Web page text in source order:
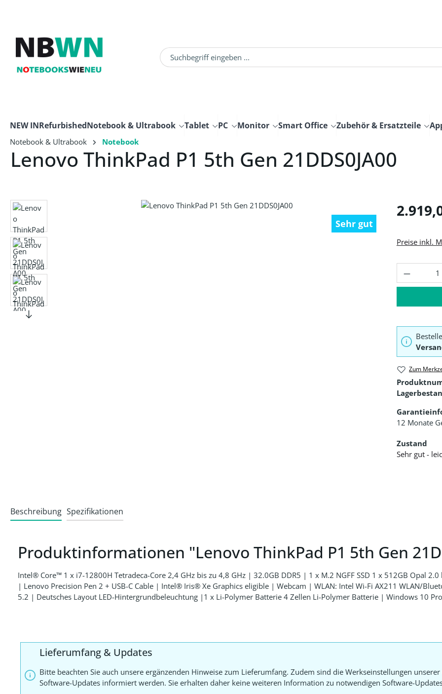
NEW INRefurbishedNotebook & Ultrabook Tablet PC Monitor Smart Office Zubehör & Ersatzteile
Notebook & Ultrabook Notebook
Lenovo ThinkPad P1 5th Gen 21DDS0JA00
Bildergalerie überspringen
Sehr gut
Regulärer
Preise inkl.
Zum
12 Monate
Zustand
Sehr gut -
Beschreibung Spezifikationen
Produktinformationen "Lenovo ThinkPad P1 5th Gen
Intel® Core™ 1 x i7-12800H Tetradeca-Core 2,4 GHz bis zu 4,8 GHz | 32.0GB DDR5 | 1 x M.2 NGFF SSD 1 x 512GB Opal
| Lenovo Precision Pen 2 + USB-C Cable | Intel® Iris® Xe Graphics eligible | Webcam | WLAN: Intel Wi-Fi AX211 WLAN/
5.2 | Deutsches Layout LED-Hintergrundbeleuchtung |1 x Li-Polymer Batterie 4 Zellen Li-Polymer Batterie | Windows 10
Lieferumfang & Updates
Bitte beachten Sie auch unsere ergänzenden Hinweise zum Lieferumfang. Zudem sind die Werkseinstellungen
Software-Updates informiert werden. Sie erhalten daher keine weiteren Information zu notwendigen Software-